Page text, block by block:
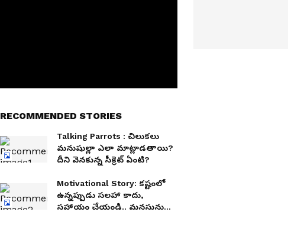
RECOMMENDED STORIES
Talking Parrots : చిలుకలు
మనుషుల్లా ఎలా మాట్లాడతాయి?
దీని వెనకున్న సీక్రెట్ ఏంటి?
Motivational Story: క‌ష్టంలో
ఉన్న‌ప్పుడు స‌ల‌హా కాదు,
స‌హాయం చేయండి.. మ‌న‌సును